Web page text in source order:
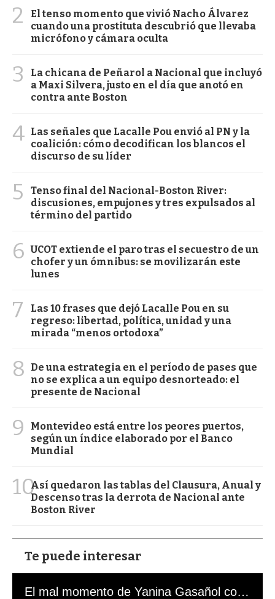
2
El tenso momento que vivió Nacho Álvarez
cuando una prostituta descubrió que llevaba
micrófono y cámara oculta
3
La chicana de Peñarol a Nacional que incluyó
a Maxi Silvera, justo en el día que anotó en
contra ante Boston
4 Las señales que Lacalle Pou envió al PN y la
coalición: cómo decodifican los blancos el
discurso de su líder
5
Tenso final del Nacional-Boston River:
discusiones, empujones y tres expulsados al
término del partido
6 UCOT extiende el paro tras el secuestro de un
chofer y un ómnibus: se movilizarán este
lunes
7
Las 10 frases que dejó Lacalle Pou en su
regreso: libertad, política, unidad y una
mirada “menos ortodoxa”
8
De una estrategia en el período de pases que
no se explica a un equipo desnorteado: el
presente de Nacional
9
Montevideo está entre los peores puertos,
según un índice elaborado por el Banco
Mundial
10Así quedaron las tablas del Clausura, Anual y
Descenso tras la derrota de Nacional ante
Boston River
Te puede interesar
El mal momento de Yanina Gasañol con un hincha argentino en "Subrayado"